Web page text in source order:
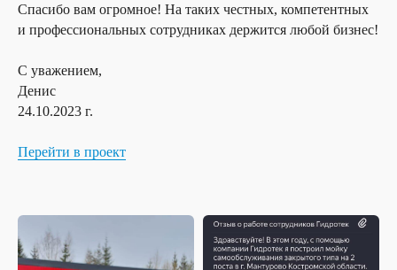
Спасибо вам огромное! На таких честных, компетентных
и профессиональных сотрудниках держится любой бизнес!
С уважением,
Денис
24.10.2023 г.
Перейти в проект